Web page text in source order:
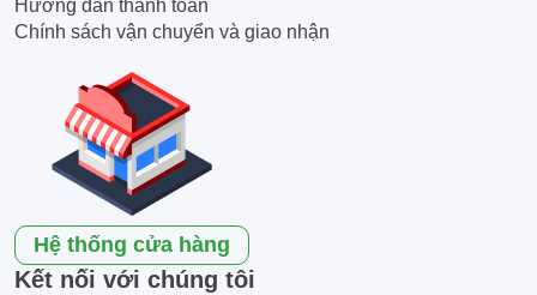
Hướng dẫn thanh toán
Chính sách vận chuyển và giao nhận
Hệ thống cửa hàng
Kết nối với chúng tôi